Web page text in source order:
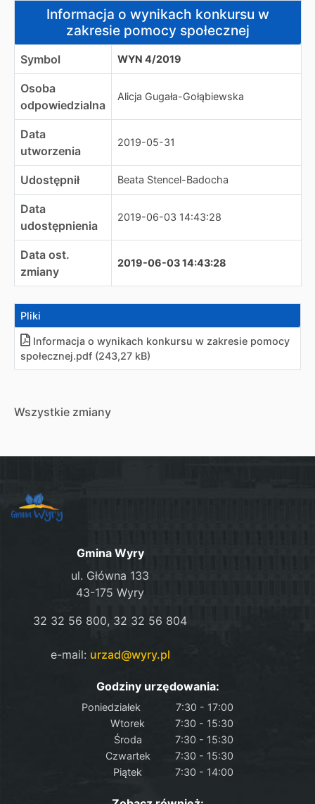
Informacja o wynikach konkursu w zakresie pomocy
Informacja o wynikach konkursu w
zakresie pomocy społecznej
Symbol WYN 4/2019
Osoba
odpowiedzialna
Alicja Gugała-Gołąbiewska
Data
utworzenia
2019-05-31
Udostępnił Beata Stencel-Badocha
Data
udostępnienia
2019-06-03 14:43:28
Data ost.
zmiany
2019-06-03 14:43:28
Pliki
Informacja o wynikach konkursu w zakresie pomocy
społecznej.pdf (243,27 kB)
Wszystkie zmiany
Gmina Wyry
ul. Główna 133
43-175 Wyry
32 32 56 800, 32 32 56 804
e-mail: urzad@wyry.pl
Godziny urzędowania:
Poniedziałek
7:30 - 17:00
Wtorek
7:30 - 15:30
Środa
7:30 - 15:30
Czwartek
7:30 - 15:30
Piątek
7:30 - 14:00